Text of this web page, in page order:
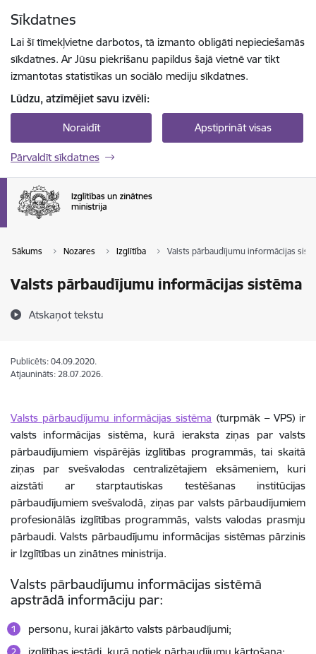
Sīkdatnes
Lai šī tīmekļvietne darbotos, tā izmanto obligāti nepieciešamās
sīkdatnes. Ar Jūsu piekrišanu papildus šajā vietnē var tikt
izmantotas statistikas un sociālo mediju sīkdatnes.
Lūdzu, atzīmējiet savu izvēli:
Noraidīt Apstiprināt visas
Pārvaldīt sīkdatnes
Sākums Nozares Izglītība Valsts pārbaudījumu informācijas
Valsts pārbaudījumu informācijas sistēma
Atskaņot tekstu
Publicēts: 04.09.2020.
Atjaunināts: 28.07.2026.
Valsts pārbaudījumu informācijas sistēma (turpmāk – VPS)ir
valsts informācijas sistēma, kurā ieraksta ziņas par valsts
pārbaudījumiem vispārējās izglītības programmās, tai skaitā
ziņas par svešvalodas centralizētajiem eksāmeniem, kuri
aizstāti ar starptautiskas testēšanas institūcijas
pārbaudījumiem svešvalodā, ziņas par valsts pārbaudījumiem
profesionālās izglītības programmās, valsts valodas prasmju
pārbaudi. Valsts pārbaudījumu informācijas sistēmas pārzinis
ir Izglītības un zinātnes ministrija.
Valsts pārbaudījumu informācijas sistēmā
apstrādā informāciju par:
personu, kurai jākārto valsts pārbaudījumi;